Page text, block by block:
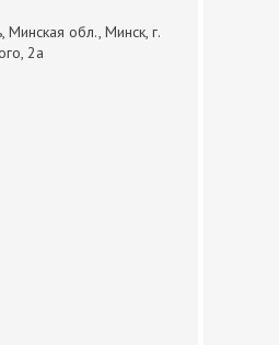
Минская обл., Минск, г.
2а